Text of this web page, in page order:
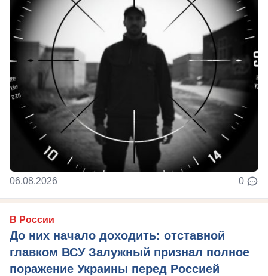
06.08.2026 0
В России
До них начало доходить: отставной
главком ВСУ Залужный признал полное
поражение Украины перед Россией